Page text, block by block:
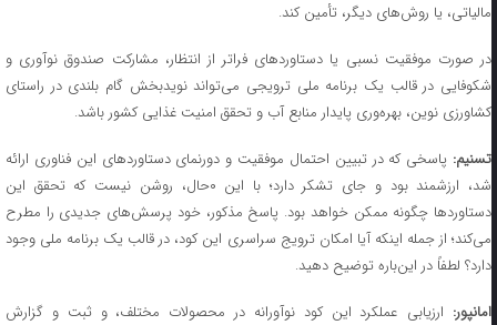
مالیاتی، یا روش‌های دیگر، تأمین کند.
در صورت موفقیت نسبی یا دستاوردهای فراتر از انتظار، مشارکت صندوق نوآوری و
شکوفایی در قالب یک برنامه ملی ترویجی می‌تواند نویدبخش گام بلندی در راستای
کشاورزی نوین، بهره‌وری پایدار منابع آب و تحقق امنیت غذایی کشور باشد.
تسنیم: پاسخی که در تبیین احتمال موفقیت و دورنمای دستاوردهای این فناوری ارائه
شد، ارزشمند بود و جای تشکر دارد؛ با این ۰حال، روشن نیست که تحقق این
دستاوردها چگونه ممکن خواهد بود. پاسخ مذکور، خود پرسش‌های جدیدی را مطرح
می‌کند؛ از جمله اینکه آیا امکان ترویج سراسری این کود، در قالب یک برنامه ملی وجود
دارد؟ لطفاً در این‌باره توضیح دهید.
امانپور: ارزیابی عملکرد این کود نوآورانه در محصولات مختلف، و ثبت و گزارش